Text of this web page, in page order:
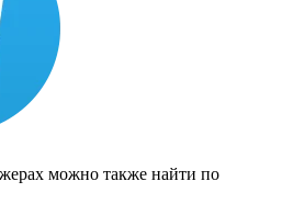
можно также найти по